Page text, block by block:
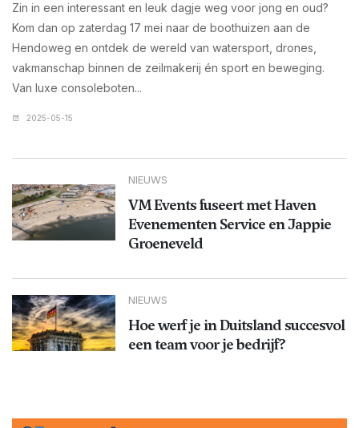
Zin in een interessant en leuk dagje weg voor jong en oud?
Kom dan op zaterdag 17 mei naar de boothuizen aan de
Hendoweg en ontdek de wereld van watersport, drones,
vakmanschap binnen de zeilmakerij én sport en beweging.
Van luxe consoleboten...
2025-05-15
NIEUWS
VM Events fuseert met Haven
Evenementen Service en Jappie
Groeneveld
NIEUWS
Hoe werf je in Duitsland succesvol
een team voor je bedrijf?